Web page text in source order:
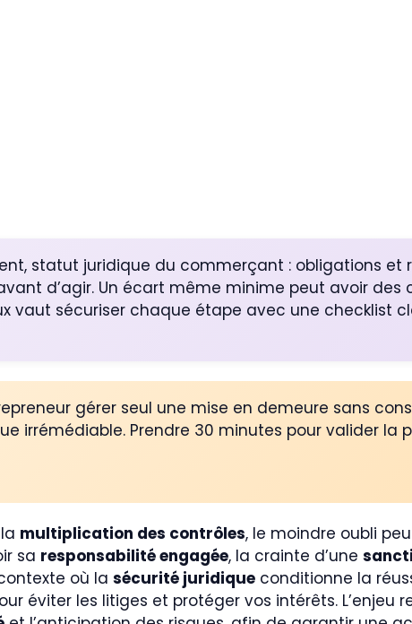
statut juridique du commerçant : obligations et
d’agir. Un écart même minime peut avoir des
vaut sécuriser chaque étape avec une checklist
gérer seul une mise en demeure sans
irrémédiable. Prendre 30 minutes pour valider la
multiplication des contrôles, le moindre oubli
sa responsabilité engagée, la crainte d’une
où la sécurité juridique conditionne la
éviter les litiges et protéger vos intérêts. L’enjeu